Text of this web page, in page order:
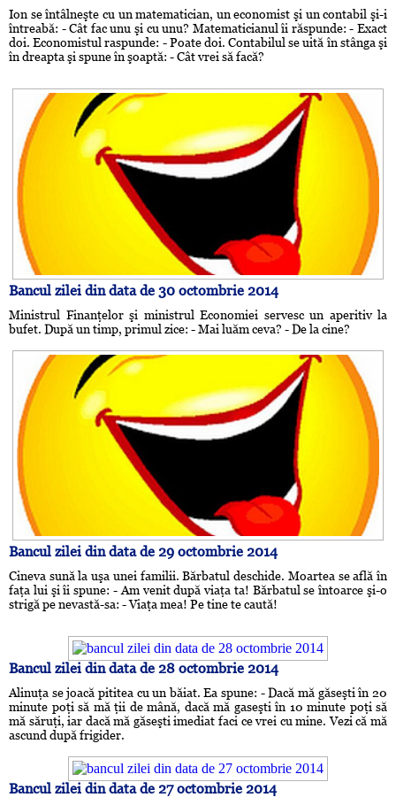
Ion se întâlneşte cu un matematician, un economist şi un contabil şi-i
întreabă: - Cât fac unu şi cu unu? Matematicianul îi răspunde: - Exact
doi. Economistul raspunde: - Poate doi. Contabilul se uită în stânga şi
în dreapta şi spune în şoaptă: - Cât vrei să facă?
Bancul zilei din data de 30 octombrie 2014
Ministrul Finanţelor şi ministrul Economiei servesc un aperitiv la
bufet. După un timp, primul zice: - Mai luăm ceva? - De la cine?
Bancul zilei din data de 29 octombrie 2014
Cineva sună la uşa unei familii. Bărbatul deschide. Moartea se află în
faţa lui şi îi spune: - Am venit după viaţa ta! Bărbatul se întoarce şi-o
strigă pe nevastă-sa: - Viaţa mea! Pe tine te caută!
Bancul zilei din data de 28 octombrie 2014
Alinuţa se joacă pititea cu un băiat. Ea spune: - Dacă mă găseşti în 20
minute poţi să mă ţii de mână, dacă mă gaseşti în 10 minute poţi să
mă săruţi, iar dacă mă găseşti imediat faci ce vrei cu mine. Vezi că mă
ascund după frigider.
Bancul zilei din data de 27 octombrie 2014